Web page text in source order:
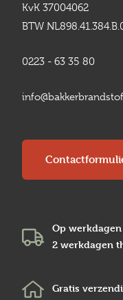
KvK 37004062
BTW
0223 - 63 35 80
Op
2 werkdagen
Gratis